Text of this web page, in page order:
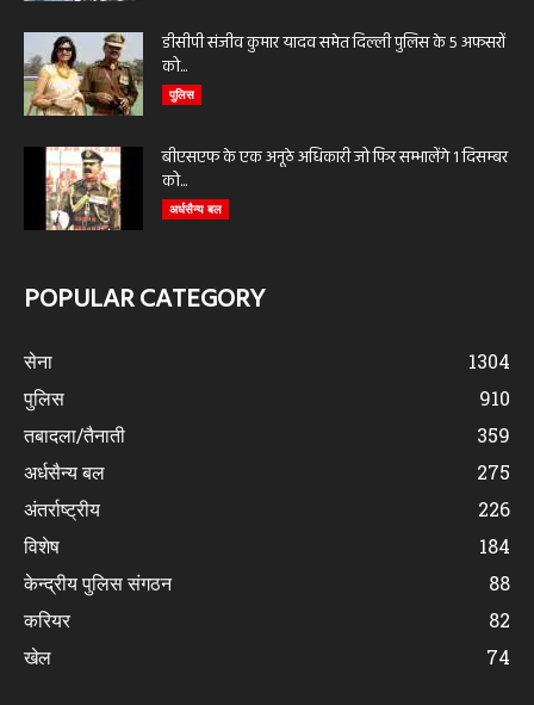
डीसीपी संजीव कुमार यादव समेत दिल्ली पुलिस के 5 अफसरों
को...
पुलिस
बीएसएफ के एक अनूठे अधिकारी जो फिर सम्भालेंगे 1 दिसम्बर
को...
अर्धसैन्य बल
POPULAR CATEGORY
सेना
1304
पुलिस
910
तबादला/तैनाती
359
अर्धसैन्य बल
275
अंतर्राष्ट्रीय
226
विशेष
184
केन्द्रीय पुलिस संगठन
88
करियर
82
खेल
74